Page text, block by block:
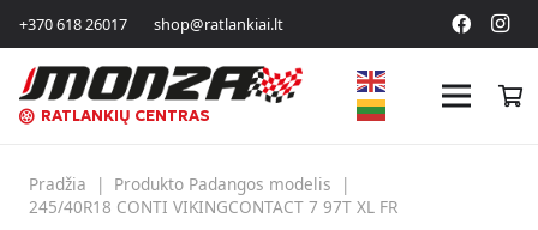
+370 618 26017 shop@ratlankiai.lt
RATLANKIŲ CENTRAS
Pradžia | Produkto Padangos modelis
|
245/40R18 CONTI VIKINGCONTACT 7 97T XL FR